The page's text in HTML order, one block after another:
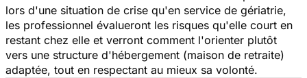
lors d'une situation de crise qu'en service de gériatrie,
les professionnel évalueront les risques qu'elle court en
restant chez elle et verront comment l'orienter plutôt
vers une structure d'hébergement (maison de retraite)
adaptée, tout en respectant au mieux sa volonté.